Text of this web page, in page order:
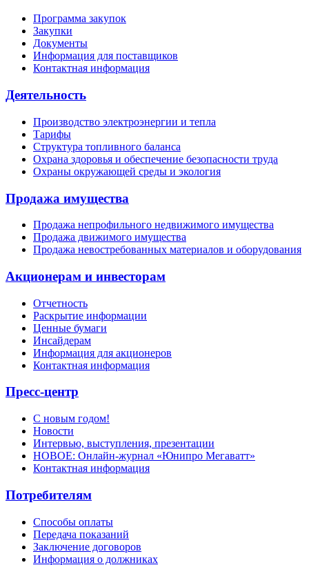
Программа закупок
Закупки
Документы
Информация для поставщиков
Контактная информация
Деятельность
Производство электроэнергии и тепла
Тарифы
Структура топливного баланса
Охрана здоровья и обеспечение безопасности труда
Охраны окружающей среды и экология
Продажа имущества
Продажа непрофильного недвижимого имущества
Продажа движимого имущества
Продажа невостребованных материалов и оборудования
Акционерам и инвесторам
Отчетность
Раскрытие информации
Ценные бумаги
Инсайдерам
Информация для акционеров
Контактная информация
Пресс-центр
С новым годом!
Новости
Интервью, выступления, презентации
НОВОЕ: Онлайн-журнал «Юнипро Мегаватт»
Контактная информация
Потребителям
Способы оплаты
Передача показаний
Заключение договоров
Информация о должниках